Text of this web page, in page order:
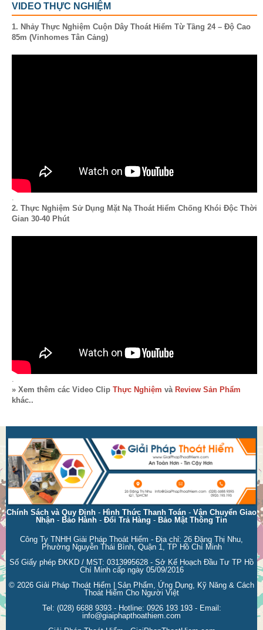
VIDEO THỰC NGHIỆM
1. Nhảy Thực Nghiệm Cuộn Dây Thoát Hiểm Từ Tầng 24 – Độ Cao
85m (Vinhomes Tân Cảng)
2. Thực Nghiệm Sử Dụng Mặt Nạ Thoát Hiểm Chống Khói Độc Thời
Gian 30-40 Phút
» Xem thêm các Video Clip Thực Nghiệm và Review Sản Phẩm
khác..
Chính Sách và Quy Định - Hình Thức Thanh Toán - Vận Chuyển Giao
Nhận - Bảo Hành - Đổi Trả Hàng - Bảo Mật Thông Tin
Công Ty TNHH Giải Pháp Thoát Hiểm - Địa chỉ: 26 Đặng Thị Nhu,
Phường Nguyễn Thái Bình, Quận 1, TP Hồ Chí Minh
Số Giấy phép ĐKKD / MST: 0313995628 - Sở Kế Hoạch Đầu Tư TP Hồ
Chí Minh cấp ngày 05/09/2016
© 2026 Giải Pháp Thoát Hiểm | Sản Phẩm, Ứng Dụng, Kỹ Năng & Cách
Thoát Hiểm Cho Người Việt
Tel: (028) 6688 9393- Hotline: 0926 193 193- Email:
info@giaiphapthoathiem.com